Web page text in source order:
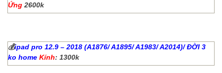
Ứng 2600k
💰ipad pro 12.9 – 2018 (A1876/ A1895/ A1983/ A2014)/ ĐỜI 3
ko home Kính: 1300k